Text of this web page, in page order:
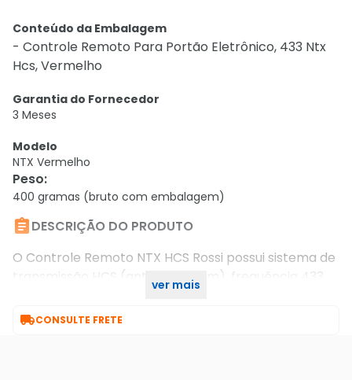
Conteúdo da Embalagem
- Controle Remoto Para Portão Eletrônico, 433 Ntx
Hcs, Vermelho
Garantia do Fornecedor
3 Meses
Modelo
NTX Vermelho
Peso:
400 gramas (bruto com embalagem)
DESCRIÇÃO DO PRODUTO
O Controle Remoto NTX HCS Rossi possui sistema de
transmissão HCS (anti-clonagem), frequência 433
ver mais
CONSULTE FRETE